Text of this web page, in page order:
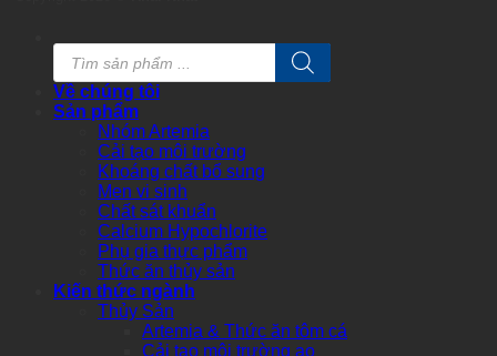
Products
search
Về chúng tôi
Sản phẩm
Nhóm Artemia
Cải tạo môi trường
Khoáng chất bổ sung
Men vi sinh
Chất sát khuẩn
Calcium Hypochlorite
Phụ gia thực phẩm
Thức ăn thủy sản
Kiến thức ngành
Thủy Sản
Artemia & Thức ăn tôm cá
Cải tạo môi trường ao